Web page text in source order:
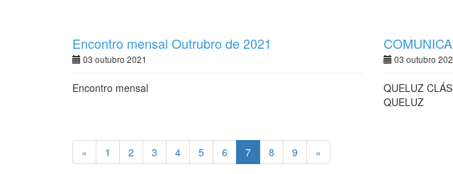
Encontro mensal Outrubro de 2021
03 outubro 2021
Encontro mensal
03 outubro
QUELUZ
QUELUZ
« 1 2 3 4 5 6 7 8 9 »